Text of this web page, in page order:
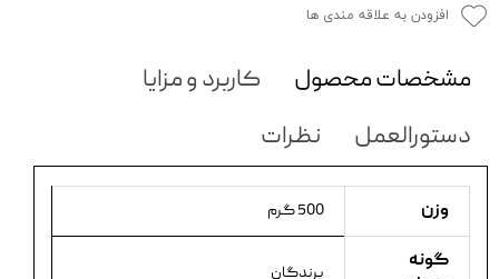
افزودن به علاقه مندی ها
مشخصات محصول
کاربرد و مزایا
دستورالعمل
نظرات
وزن 500 گرم
گونه
پرندگان